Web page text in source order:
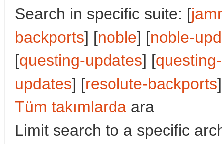
Search in specific suite: [
backports] [noble] [noble-
[questing-updates] [
updates] [resolute-backports
Tüm takımlarda ara
Limit search to a specific